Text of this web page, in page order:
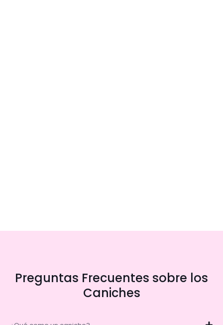
Preguntas Frecuentes sobre los
Caniches